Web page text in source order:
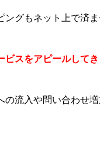
グもネット上で済
スをアピールして
の流入や問い合わせ